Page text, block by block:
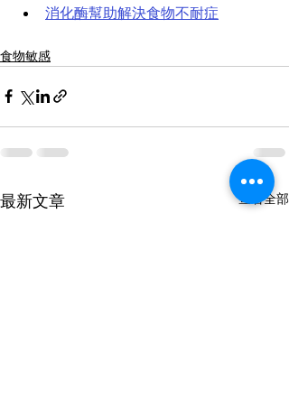
消化酶幫助解決食物不耐症
食物敏感
最新文章 查看全部